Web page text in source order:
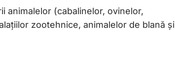
animalelor (cabalinelor, ovinelor,
zootehnice, animalelor de blană şi